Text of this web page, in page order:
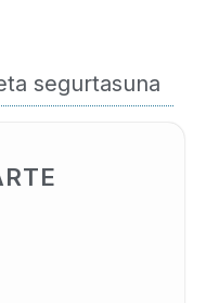
segurtasuna